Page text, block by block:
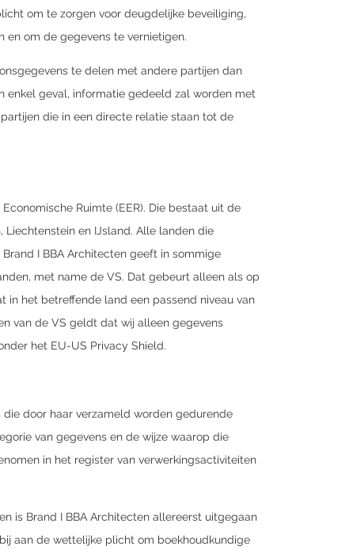
om te zorgen voor deugdelijke beveiliging,
en om de gegevens te vernietigen.
te delen met andere partijen dan
enkel geval, informatie gedeeld zal worden met
die in een directe relatie staan tot de
Ruimte (EER). Die bestaat uit de
en IJsland. Alle landen die
I BBA Architecten geeft in sommige
met name de VS. Dat gebeurt alleen als op
in het betreffende land een passend niveau van
van de VS geldt dat wij alleen gegevens
het EU-US Privacy Shield.
door haar verzameld worden gedurende
van gegevens en de wijze waarop die
in het register van verwerkingsactiviteiten
is Brand I BBA Architecten allereerst uitgegaan
aan de wettelijke plicht om boekhoudkundige